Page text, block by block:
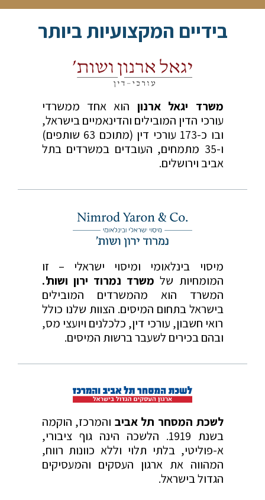
בידיים המקצועיות ביותר
משרד יגאל ארנון הוא אחד ממשרדי
עורכי הדין המובילים והדינאמיים בישראל,
ובו כ-173 עורכי דין (מתוכם 63 שותפים)
ו-35 מתמחים, העובדים במשרדים בתל
אביב וירושלים.
מיסוי בינלאומי ומיסוי ישראלי – זו
המומחיות של משרד נמרוד ירון ושות'.
המשרד הוא מהמשרדים המובילים
בישראל בתחום המיסים. הצוות שלנו כולל
רואי חשבון, עורכי דין, כלכלנים ויועצי מס,
ובהם בכירים לשעבר ברשות המיסים.
לשכת המסחר תל אביב והמרכז, הוקמה
בשנת 1919. הלשכה הינה גוף ציבורי,
א-פוליטי, בלתי תלוי וללא כוונות רווח,
המהווה את ארגון העסקים והמעסיקים
הגדול בישראל.